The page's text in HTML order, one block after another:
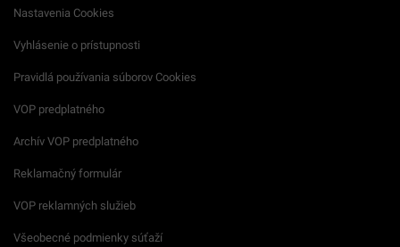
Nastavenia Cookies
Vyhlásenie o prístupnosti
Pravidlá používania súborov Cookies
VOP predplatného
Archív VOP predplatného
Reklamačný formulár
VOP reklamných služieb
Všeobecné podmienky súťaží